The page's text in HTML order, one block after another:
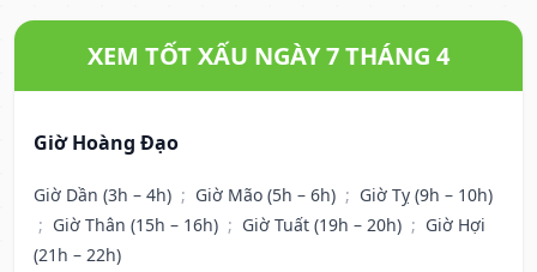
XEM TỐT XẤU NGÀY 7 THÁNG 4
Giờ Hoàng Đạo
Giờ Dần (3h – 4h) ; Giờ Mão (5h – 6h) ; Giờ Tỵ (9h – 10h)
; Giờ Thân (15h – 16h) ; Giờ Tuất (19h – 20h) ; Giờ Hợi
(21h – 22h)